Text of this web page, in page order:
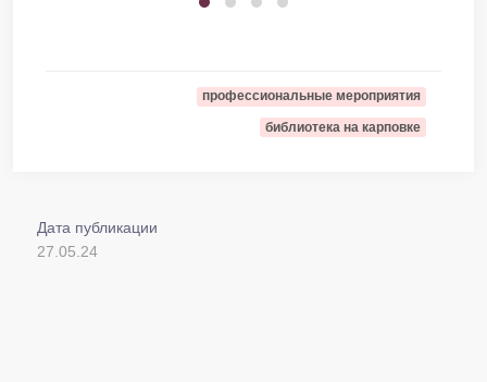
профессиональные мероприятия
библиотека на карповке
Дата публикации
27.05.24